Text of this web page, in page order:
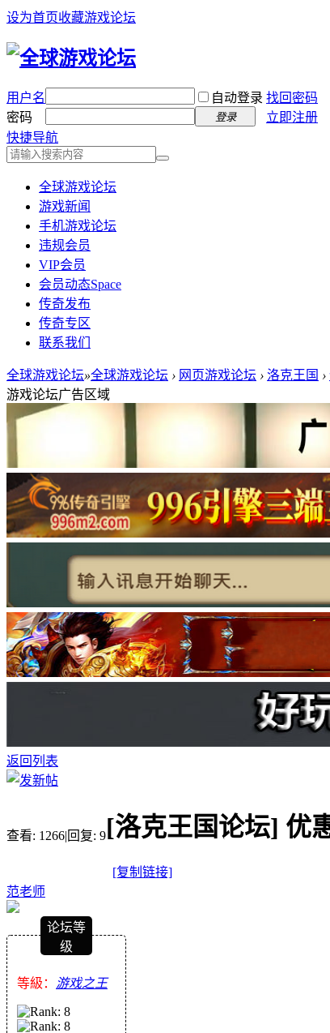
设为首页收藏游戏论坛
用户名 自动登录 找回密码
密码
登录
立即注册
快捷导航
全球游戏论坛
游戏新闻
手机游戏论坛
违规会员
VIP会员
会员动态Space
传奇发布
传奇专区
联系我们
全球游戏论坛»全球游戏论坛 › 网页游戏论坛 › 洛克王国 ›
游戏论坛广告区域
返回列表
查看: 1266|回复: 9[洛克王国论坛] 优
[复制链接]
范老师
论坛等
级
等級： 游戏之王